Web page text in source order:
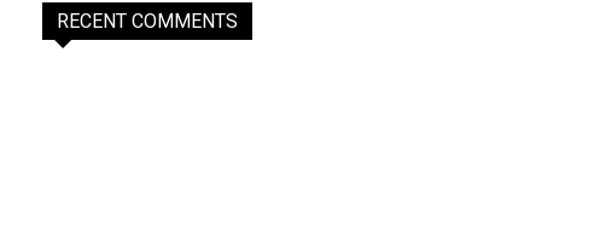
RECENT COMMENTS